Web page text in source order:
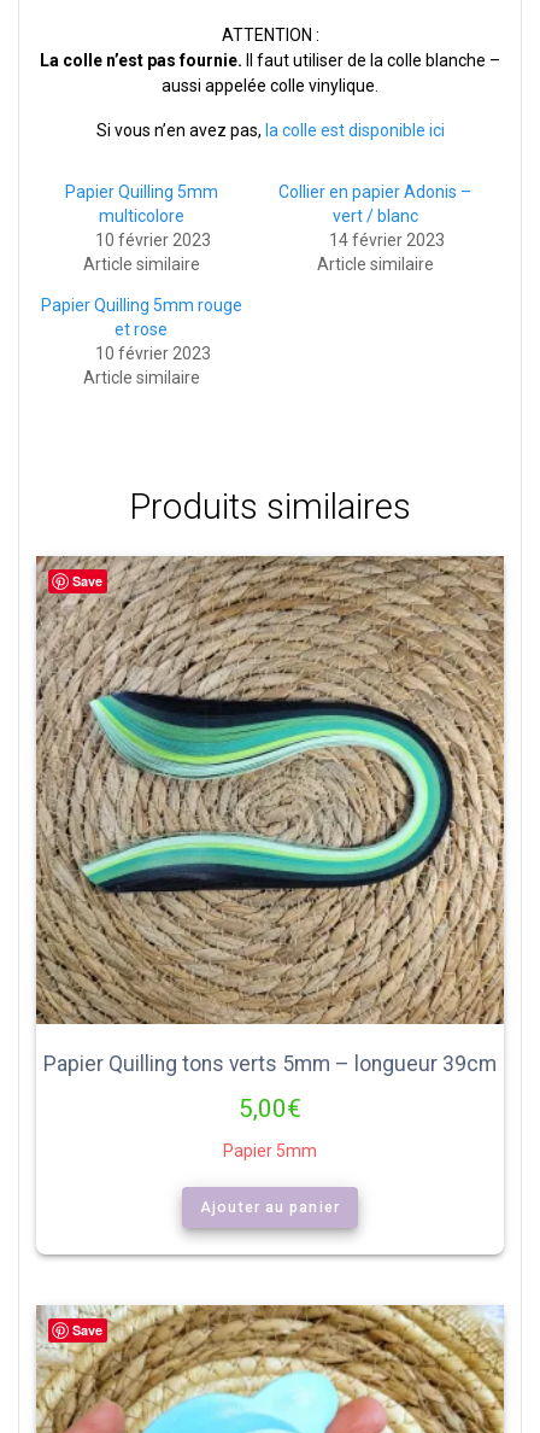
ATTENTION :
La colle n’est pas fournie. Il faut utiliser de la colle blanche –
aussi appelée colle vinylique.
Si vous n’en avez pas, la colle est disponible ici
Papier Quilling 5mm
multicolore
10 février 2023
Article similaire
Collier en papier Adonis –
vert / blanc
14 février 2023
Article similaire
Papier Quilling 5mm rouge
et rose
10 février 2023
Article similaire
Produits similaires
Save
Papier Quilling tons verts 5mm – longueur 39cm
5,00€
Papier 5mm
Ajouter au panier
Save